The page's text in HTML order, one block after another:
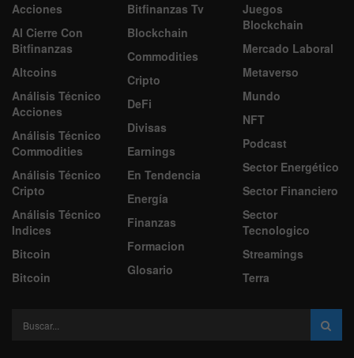
Acciones
Al Cierre Con
Bitfinanzas
Altcoins
Análisis Técnico
Acciones
Análisis Técnico
Commodities
Análisis Técnico
Cripto
Análisis Técnico
Indices
Bitcoin
Bitcoin
Bitfinanzas Tv
Blockchain
Commodities
Cripto
DeFi
Divisas
Earnings
En Tendencia
Energía
Finanzas
Formacion
Glosario
Juegos
Blockchain
Mercado Laboral
Metaverso
Mundo
NFT
Podcast
Sector Energético
Sector Financiero
Sector
Tecnologico
Streamings
Terra